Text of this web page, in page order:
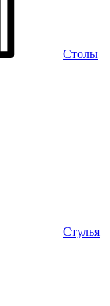
Столы
Стулья